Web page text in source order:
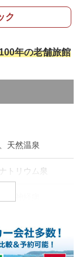
ク
年の老舗旅館
天然温泉
トリウム泉
・神経病